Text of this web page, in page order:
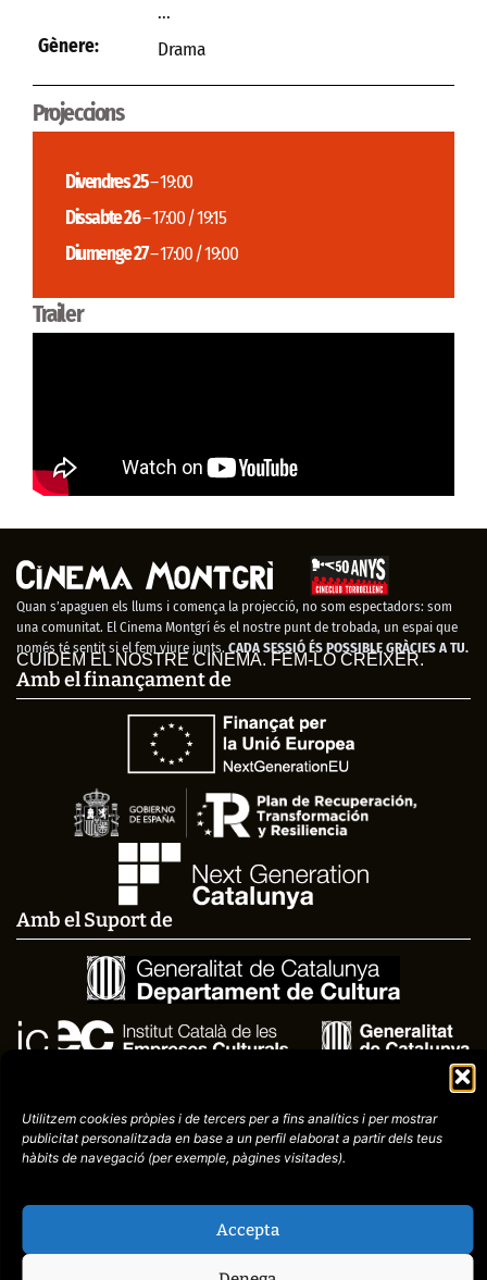
Utilitzem cookies pròpies i de tercers per a fins analítics i per mostrar
publicitatpersonalitzada en base a un perfil elaborat a partir dels teus
hàbits de navegació (perexemple, pàgines visitades).
Accepta
...
Gènere:
Drama
Projeccions
Divendres 25– 19:00
Dissabte 26– 17:00 / 19:15
Diumenge 27– 17:00 / 19:00
Trailer
Quan s’apaguen els llums i comença la projecció, no som espectadors: som
una comunitat. El Cinema Montgrí és el nostre punt de trobada, un espai que
només té sentit si el fem viure junts. CADA SESSIÓ ÉS POSSIBLE GRÀCIES A TU.
CUIDEM EL NOSTRE CINEMA. FEM-LO CRÉIXER.
Amb el finançament de
Amb el Suport de